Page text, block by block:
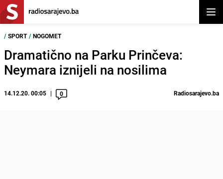
/ SPORT / NOGOMET
Dramatično na Parku Prinčeva:
Neymara iznijeli na nosilima
14.12.20. 00:05 0 Radiosarajevo.ba